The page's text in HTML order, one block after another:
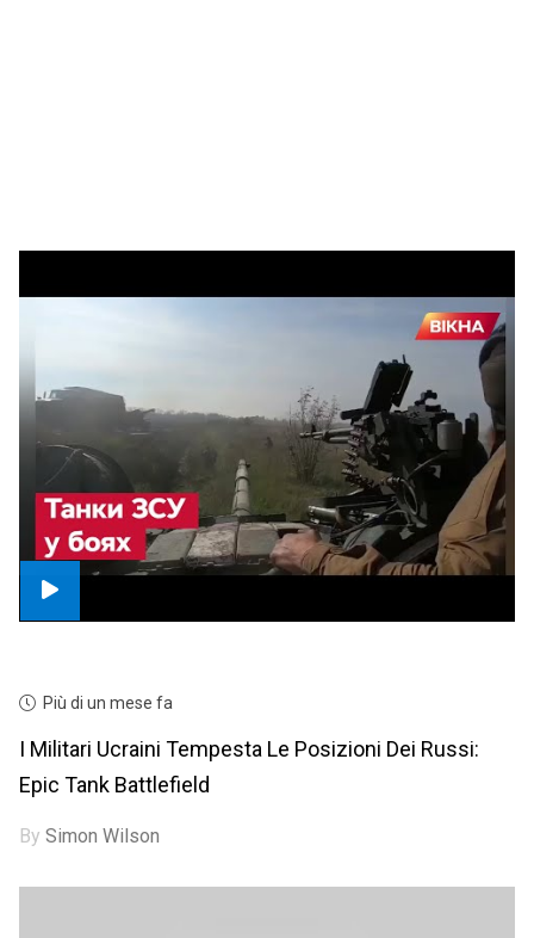
Più di un mese fa
I Militari Ucraini Tempesta Le Posizioni Dei Russi:
Epic Tank Battlefield
BySimon Wilson